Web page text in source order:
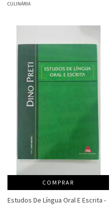
CULINÁRIA
COMPRAR
Estudos De Língua Oral E Escrita -